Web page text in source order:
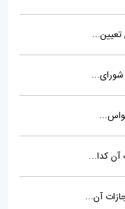
کدا...
آن...